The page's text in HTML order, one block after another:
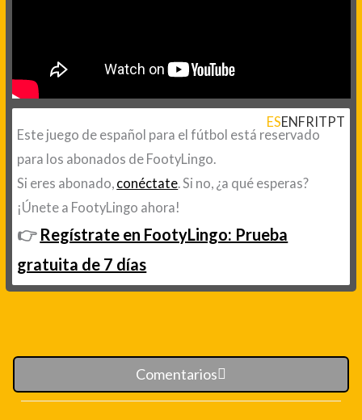
ESENFRITPT
Este juego de español para el fútbol está reservado
para los abonados de FootyLingo.
Si eres abonado, conéctate. Si no, ¿a qué esperas?
¡Únete a FootyLingo ahora!
👉 Regístrate en FootyLingo: Prueba
gratuita de 7 días
Comentarios